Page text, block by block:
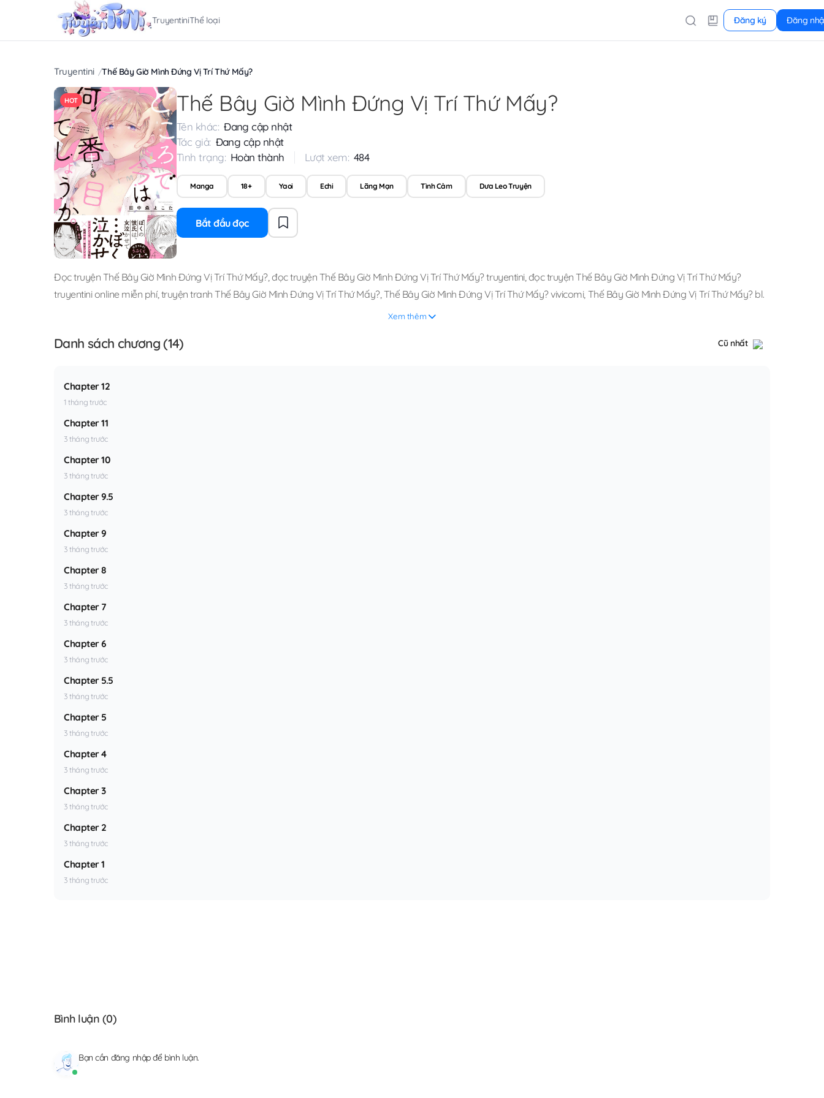
TruyentiniThể loại Đăng ký Đăng
Truyentini Thế Bây Giờ Mình Đứng Vị Trí Thứ Mấy?
HOT Thế Bây Giờ Mình Đứng Vị Trí Thứ Mấy?
Tên khác: Đang cập nhật
Tác giả: Đang cập nhật
Tình trạng: Hoàn thành Lượt xem: 484
Manga 18+ Yaoi Echi Lãng Mạn Tình Cảm Dưa Leo Truyện
Bắt đầu đọc
Đọc truyện Thế Bây Giờ Mình Đứng Vị Trí Thứ Mấy?,đọc truyện Thế Bây Giờ Mình Đứng Vị Trí Thứ Mấy? truyentini,đọc truyện Thế Bây Giờ Mình Đứng Vị Trí Thứ Mấy?
truyentini online miễn phí,truyện tranh Thế Bây Giờ Mình Đứng Vị Trí Thứ Mấy?,Thế Bây Giờ Mình Đứng Vị Trí Thứ Mấy? vivicomi, Thế Bây Giờ Mình Đứng Vị Trí Thứ Mấy? bl.
Xem thêm
Danh sách chương (14) Cũ nhất
Chapter 12
1 tháng trước
Chapter 11
3 tháng trước
Chapter 10
3 tháng trước
Chapter 9.5
3 tháng trước
Chapter 9
3 tháng trước
Chapter 8
3 tháng trước
Chapter 7
3 tháng trước
Chapter 6
3 tháng trước
Chapter 5.5
3 tháng trước
Chapter 5
3 tháng trước
Chapter 4
3 tháng trước
Chapter 3
3 tháng trước
Chapter 2
3 tháng trước
Chapter 1
3 tháng trước
Bình luận (0)
Bạn cần đăng nhậpđể bình luận.